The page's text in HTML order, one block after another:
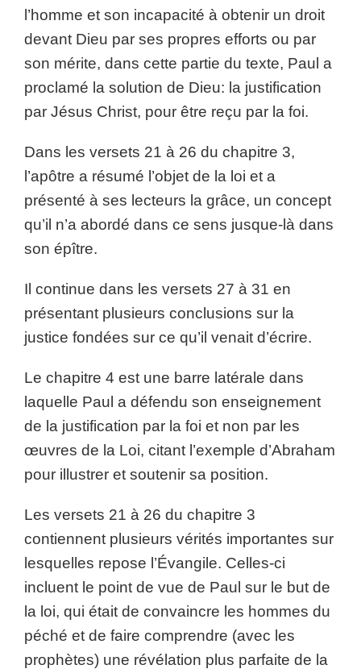
l’homme et son incapacité à obtenir un droit
devant Dieu par ses propres efforts ou par
son mérite, dans cette partie du texte, Paul a
proclamé la solution de Dieu: la justification
par Jésus Christ, pour être reçu par la foi.
Dans les versets 21 à 26 du chapitre 3,
l’apôtre a résumé l’objet de la loi et a
présenté à ses lecteurs la grâce, un concept
qu’il n’a abordé dans ce sens jusque-là dans
son épître.
Il continue dans les versets 27 à 31 en
présentant plusieurs conclusions sur la
justice fondées sur ce qu’il venait d’écrire.
Le chapitre 4 est une barre latérale dans
laquelle Paul a défendu son enseignement
de la justification par la foi et non par les
œuvres de la Loi, citant l’exemple d’Abraham
pour illustrer et soutenir sa position.
Les versets 21 à 26 du chapitre 3
contiennent plusieurs vérités importantes sur
lesquelles repose l’Évangile. Celles-ci
incluent le point de vue de Paul sur le but de
la loi, qui était de convaincre les hommes du
péché et de faire comprendre (avec les
prophètes) une révélation plus parfaite de la